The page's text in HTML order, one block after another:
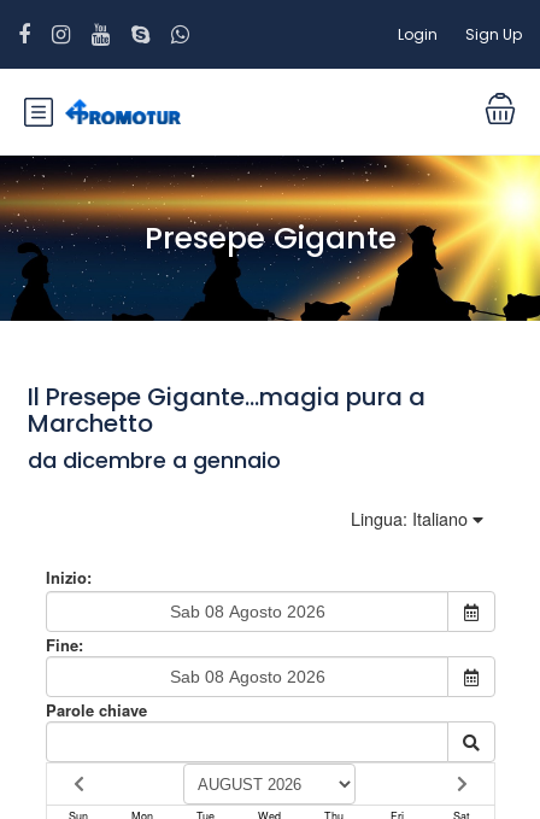
Login Sign Up
Presepe Gigante
Il Presepe Gigante...magia pura a
Marchetto
da dicembre a gennaio